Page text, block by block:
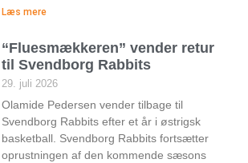
Læs mere
“Fluesmækkeren” vender retur
til Svendborg Rabbits
29. juli 2026
Olamide Pedersen vender tilbage til
Svendborg Rabbits efter et år i østrigsk
basketball. Svendborg Rabbits fortsætter
oprustningen af den kommende sæsons